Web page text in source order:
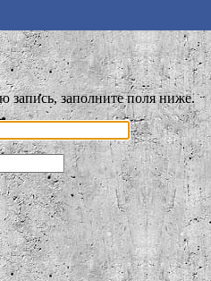
запись, заполните поля ниже.